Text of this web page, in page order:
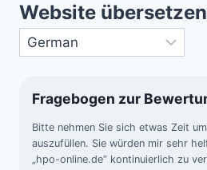
Website
Fragebogen zur
Bitte nehmen Sie sich etwas Zeit
auszufüllen. Sie würden mir sehr
„hpo-online.de“ kontinuierlich zu